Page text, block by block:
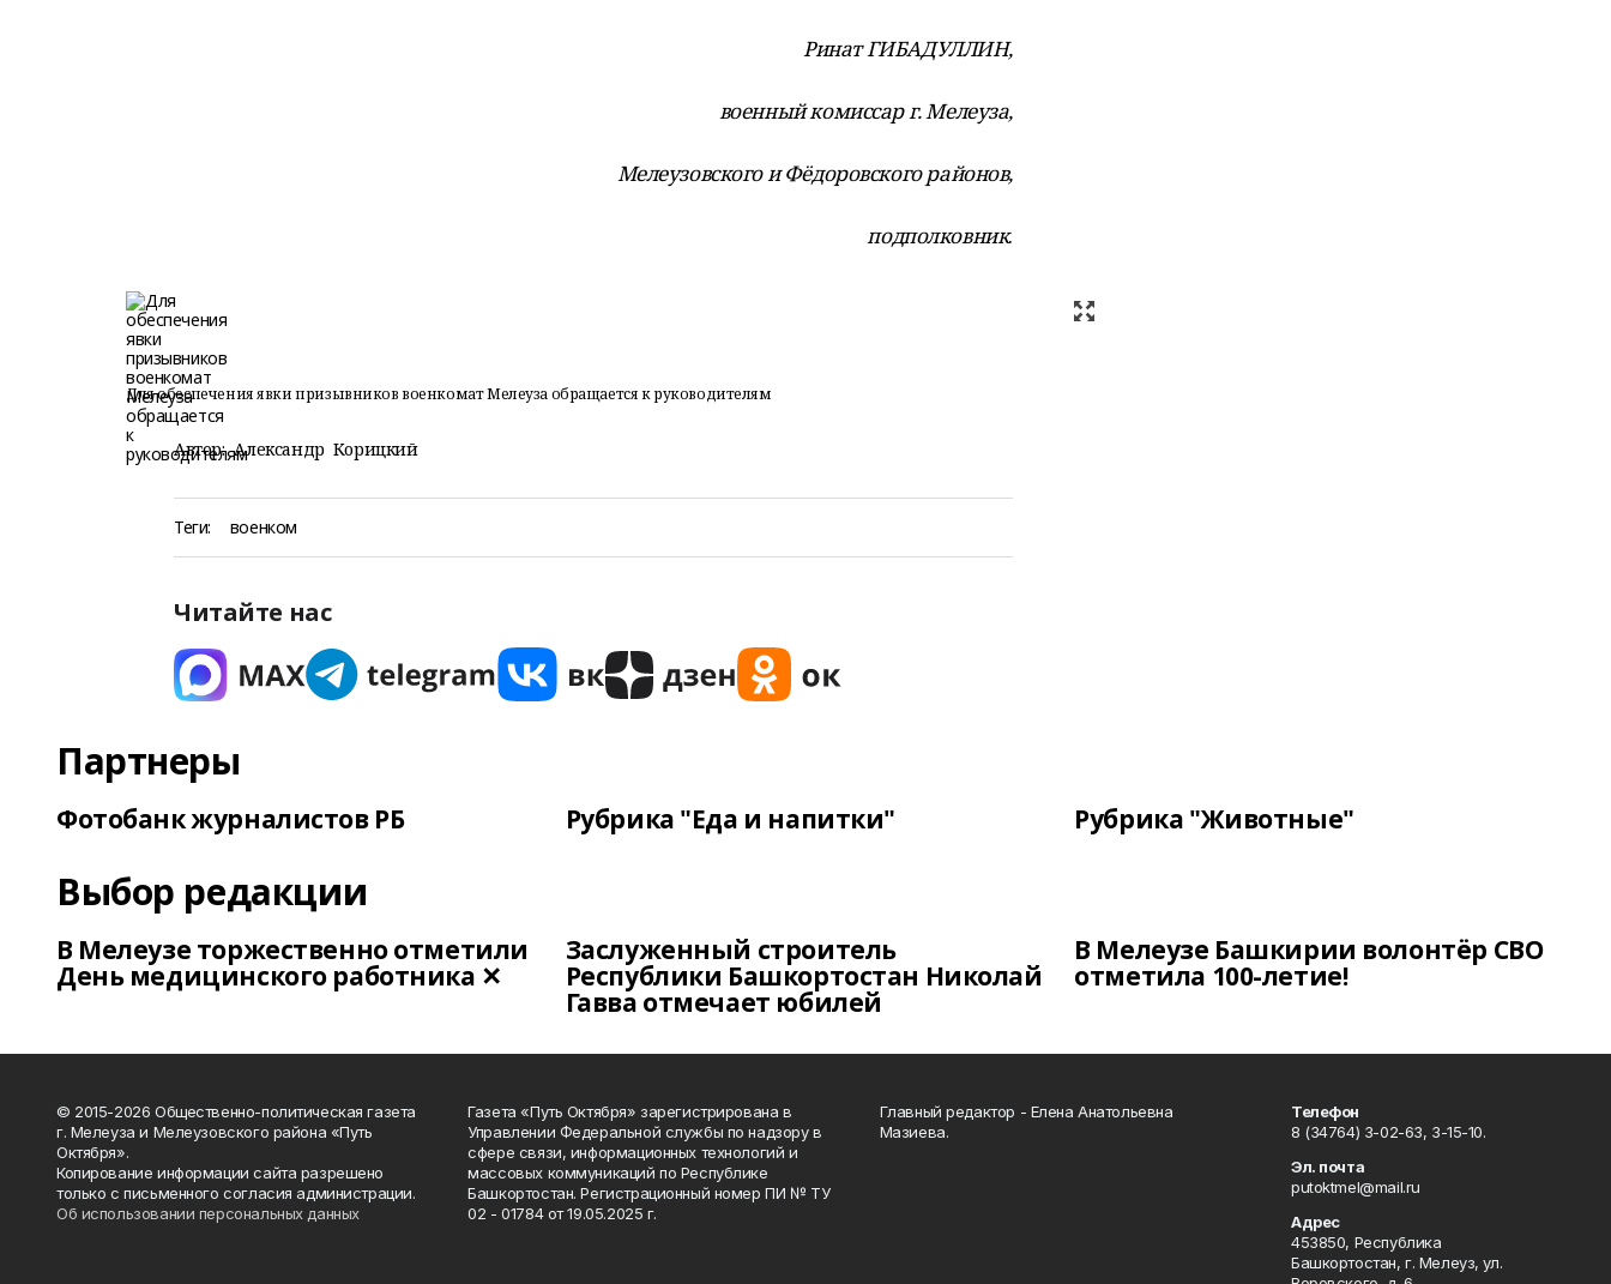
Ринат ГИБАДУЛЛИН,
военный комиссар г. Мелеуза,
Мелеузовского и Фёдоровского районов,
подполковник.
Для обеспечения явки призывников военкомат Мелеуза обращается к руководителям
Автор: Александр Корицкий
Теги: военком
Читайте нас
Партнеры
Фотобанк журналистов РБ Рубрика "Еда и напитки" Рубрика "Животные"
Выбор редакции
В Мелеузе торжественно отметили
День медицинского работника ✕
Заслуженный строитель
Республики Башкортостан Николай
Гавва отмечает юбилей
В Мелеузе Башкирии волонтёр СВО
отметила 100-летие!
© 2015-2026 Общественно-политическая газета
г. Мелеуза и Мелеузовского района «Путь
Октября».
Копирование информации сайта разрешено
только с письменного согласия администрации.
Об использовании персональных данных
Газета «Путь Октября» зарегистрирована в
Управлении Федеральной службы по надзору в
сфере связи, информационных технологий и
массовых коммуникаций по Республике
Башкортостан. Регистрационный номер ПИ № ТУ
02 - 01784 от 19.05.2025 г.
Главный редактор - Елена Анатольевна
Мазиева.
Телефон
8 (34764) 3-02-63, 3-15-10.
Эл. почта
putoktmel@mail.ru
Адрес
453850, Республика
Башкортостан, г. Мелеуз, ул.